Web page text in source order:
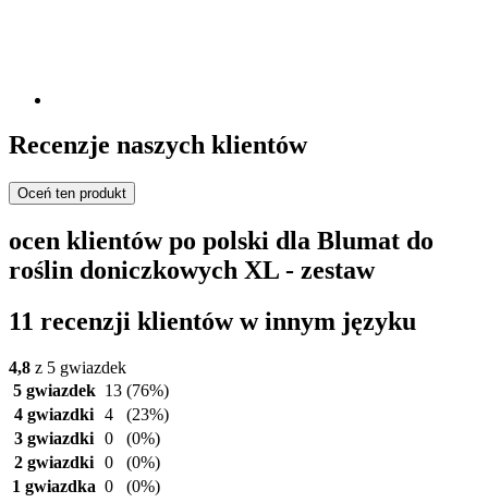
Recenzje naszych klientów
Oceń ten produkt
ocen klientów po polski dla Blumat do
roślin doniczkowych XL - zestaw
11 recenzji klientów w innym języku
4,8 z 5 gwiazdek
5 gwiazdek 13 (76%)
4 gwiazdki 4
(23%)
3 gwiazdki 0
(0%)
2 gwiazdki 0
(0%)
1 gwiazdka 0 (0%)